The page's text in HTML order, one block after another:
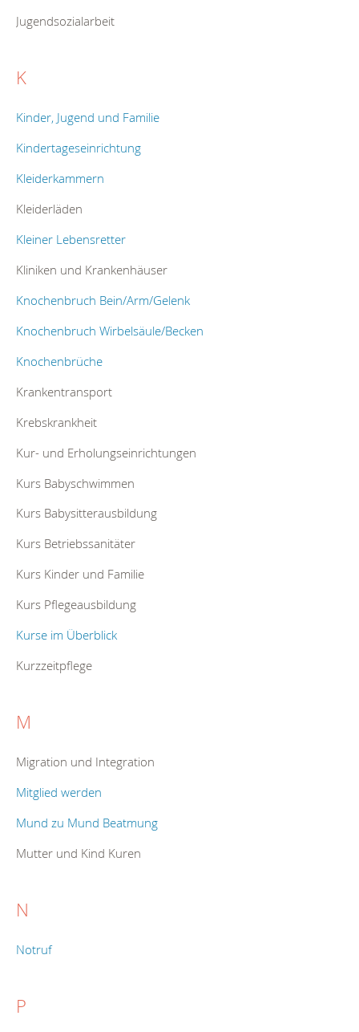
Jugendsozialarbeit
K
Kinder, Jugend und Familie
Kindertageseinrichtung
Kleiderkammern
Kleiderläden
Kleiner Lebensretter
Kliniken und Krankenhäuser
Knochenbruch Bein/Arm/Gelenk
Knochenbruch Wirbelsäule/Becken
Knochenbrüche
Krankentransport
Krebskrankheit
Kur- und Erholungseinrichtungen
Kurs Babyschwimmen
Kurs Babysitterausbildung
Kurs Betriebssanitäter
Kurs Kinder und Familie
Kurs Pflegeausbildung
Kurse im Überblick
Kurzzeitpflege
M
Migration und Integration
Mitglied werden
Mund zu Mund Beatmung
Mutter und Kind Kuren
N
Notruf
P